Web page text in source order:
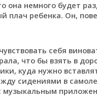
она немного будет
плач ребенка. Он,
себя
что бы взять в
куда нужно
сидениями в
музыкальным